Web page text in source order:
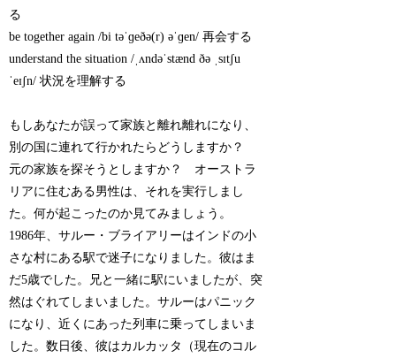
る
be together again /bi təˈɡeðə(r) əˈɡen/ 再会する
understand the situation /ˌʌndəˈstænd ðə ˌsɪtʃu
ˈeɪʃn/ 状況を理解する
もしあなたが誤って家族と離れ離れになり、
別の国に連れて行かれたらどうしますか？
元の家族を探そうとしますか？ オーストラ
リアに住むある男性は、それを実行しまし
た。何が起こったのか見てみましょう。
1986年、サルー・ブライアリーはインドの小
さな村にある駅で迷子になりました。彼はま
だ5歳でした。兄と一緒に駅にいましたが、突
然はぐれてしまいました。サルーはパニック
になり、近くにあった列車に乗ってしまいま
した。数日後、彼はカルカッタ（現在のコル